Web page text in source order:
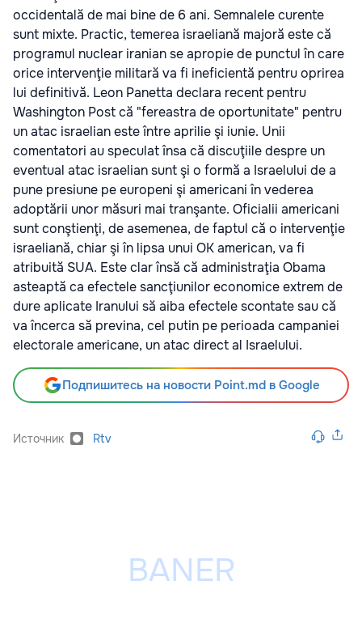
occidentală de mai bine de 6 ani. Semnalele curente
sunt mixte. Practic, temerea israeliană majoră este că
programul nuclear iranian se apropie de punctul în care
orice intervenţie militară va fi ineficientă pentru oprirea
lui definitivă. Leon Panetta declara recent pentru
Washington Post că "fereastra de oportunitate" pentru
un atac israelian este între aprilie şi iunie. Unii
comentatori au speculat însa că discuţiile despre un
eventual atac israelian sunt şi o formă a Israelului de a
pune presiune pe europeni şi americani în vederea
adoptării unor măsuri mai tranşante. Oficialii americani
sunt conştienţi, de asemenea, de faptul că o intervenţie
israeliană, chiar şi în lipsa unui OK american, va fi
atribuită SUA. Este clar însă că administraţia Obama
asteaptă ca efectele sancţiunilor economice extrem de
dure aplicate Iranului să aiba efectele scontate sau că
va încerca să previna, cel putin pe perioada campaniei
electorale americane, un atac direct al Israelului.
Подпишитесь на новости Point.md в Google
Источник Rtv